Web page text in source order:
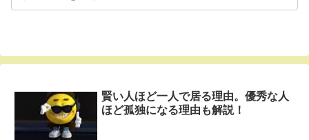
賢い人ほど一人で居る理由。優秀な人
ほど孤独になる理由も解説！